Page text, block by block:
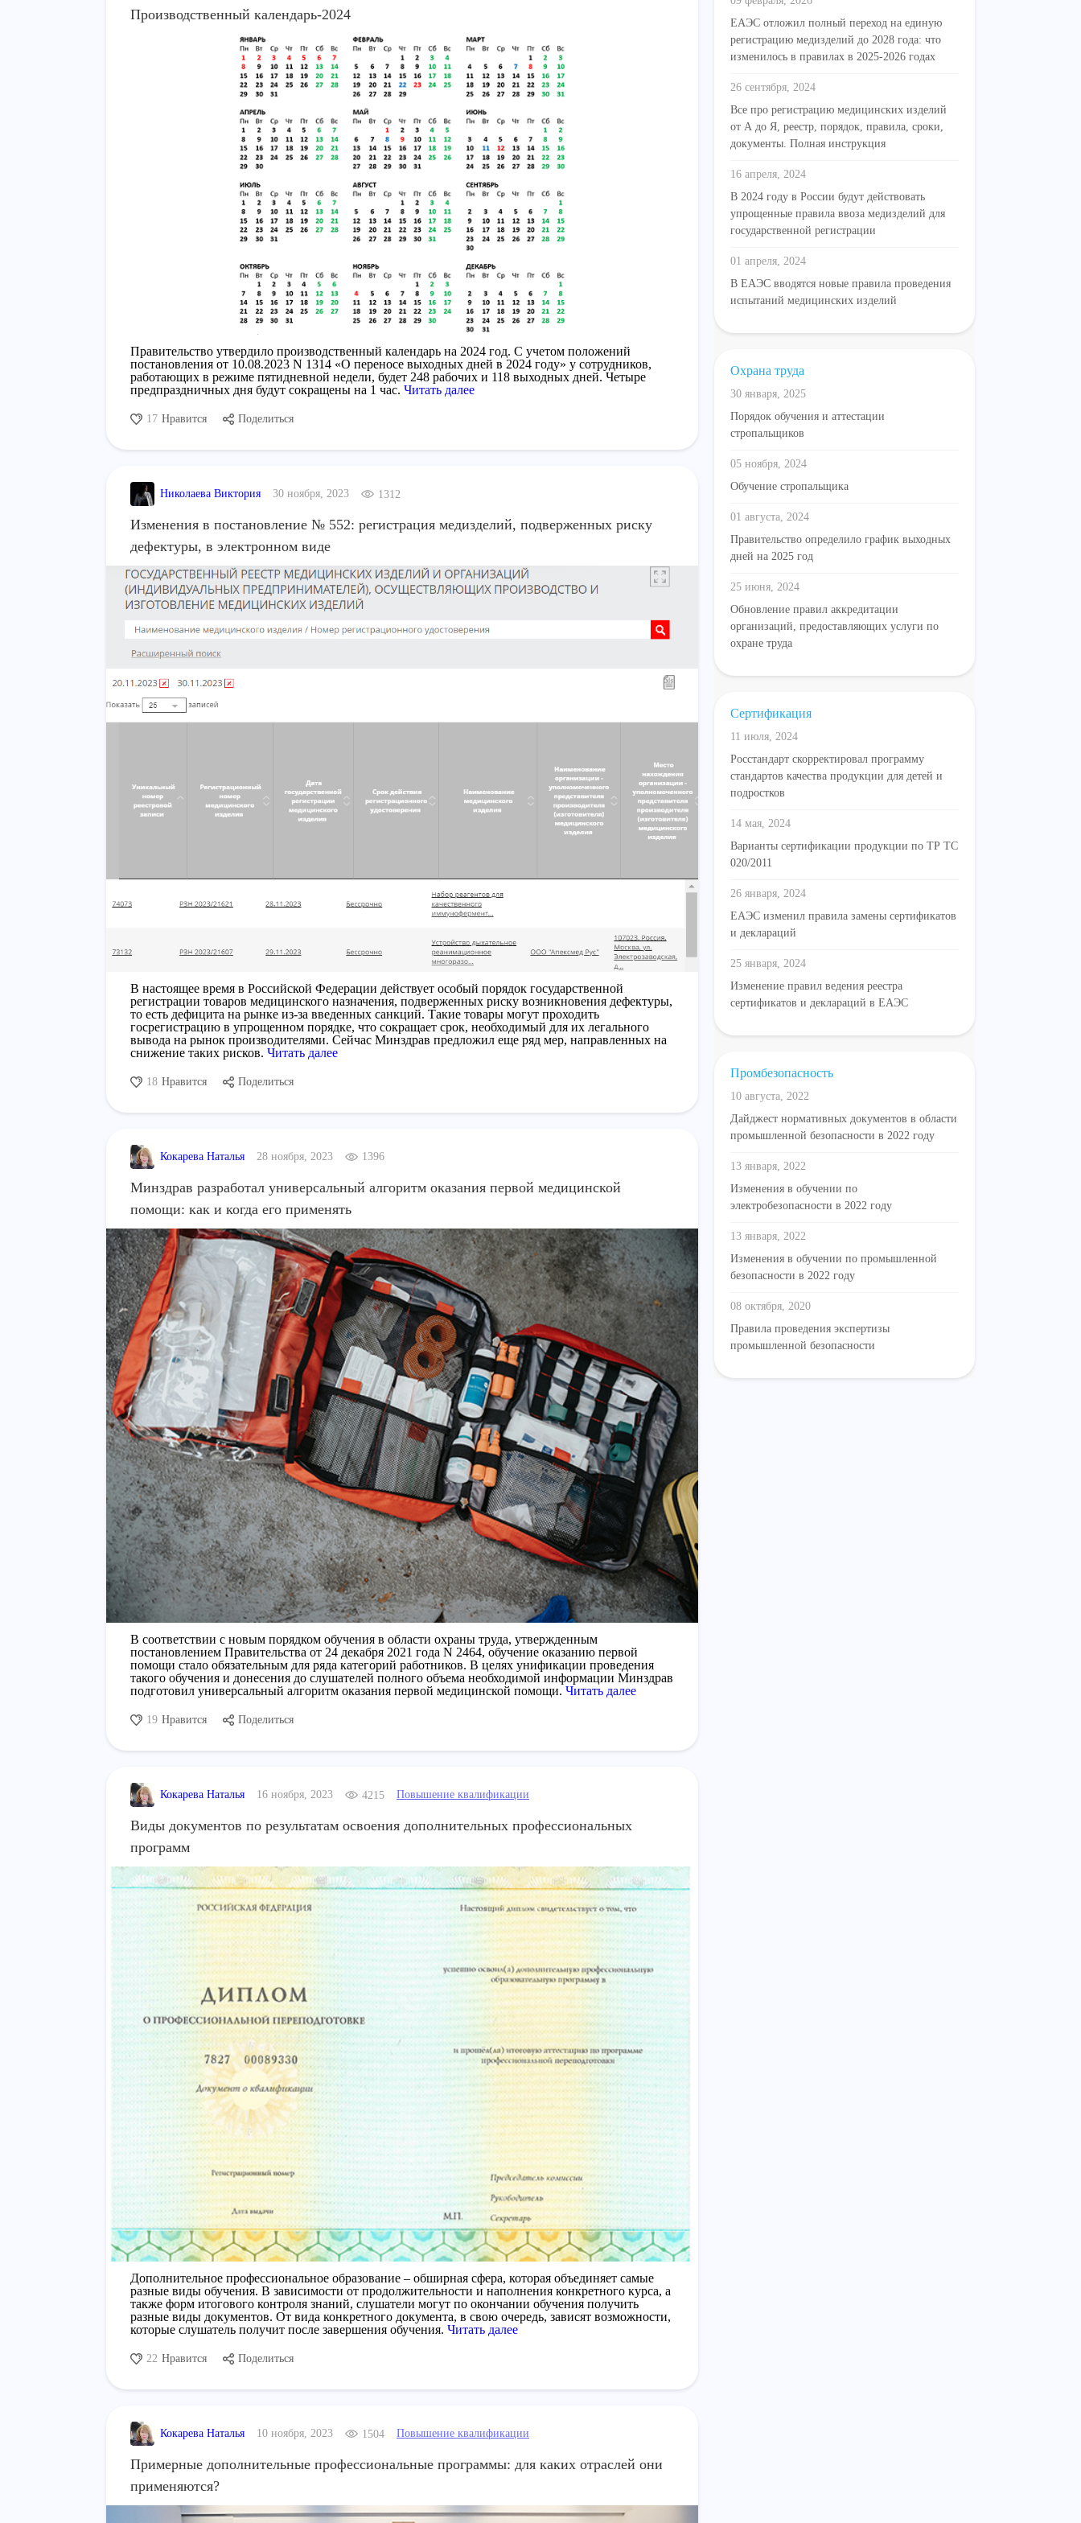
Производственный календарь-2024
Правительство утвердило производственный календарь на 2024 год. С учетом положений
постановления от 10.08.2023 N 1314 «О переносе выходных дней в 2024 году» у сотрудников,
работающих в режиме пятидневной недели, будет 248 рабочих и 118 выходных дней. Четыре
предпраздничных дня будут сокращены на 1 час. Читать далее
17 Нравится Поделиться
Николаева Виктория 30 ноября, 2023 1312
Изменения в постановление № 552: регистрация медизделий, подверженных риску
дефектуры, в электронном виде
В настоящее время в Российской Федерации действует особый порядок государственной
регистрации товаров медицинского назначения, подверженных риску возникновения дефектуры,
то есть дефицита на рынке из-за введенных санкций. Такие товары могут проходить
госрегистрацию в упрощенном порядке, что сокращает срок, необходимый для их легального
вывода на рынок производителями. Сейчас Минздрав предложил еще ряд мер, направленных на
снижение таких рисков. Читать далее
18 Нравится Поделиться
Кокарева Наталья 28 ноября, 2023 1396
Минздрав разработал универсальный алгоритм оказания первой медицинской
помощи: как и когда его применять
В соответствии с новым порядком обучения в области охраны труда, утвержденным
постановлением Правительства от 24 декабря 2021 года N 2464, обучение оказанию первой
помощи стало обязательным для ряда категорий работников. В целях унификации проведения
такого обучения и донесения до слушателей полного объема необходимой информации Минздрав
подготовил универсальный алгоритм оказания первой медицинской помощи. Читать далее
19 Нравится Поделиться
Кокарева Наталья 16 ноября, 2023 4215 Повышение квалификации
Виды документов по результатам освоения дополнительных профессиональных
программ
Дополнительное профессиональное образование – обширная сфера, которая объединяет самые
разные виды обучения. В зависимости от продолжительности и наполнения конкретного курса, а
также форм итогового контроля знаний, слушатели могут по окончании обучения получить
разные виды документов. От вида конкретного документа, в свою очередь, зависят возможности,
которые слушатель получит после завершения обучения. Читать далее
22 Нравится Поделиться
Кокарева Наталья 10 ноября, 2023 1504 Повышение квалификации
Примерные дополнительные профессиональные программы: для каких отраслей они
применяются?
ЕАЭС отложил полный переход на единую
регистрацию медизделий до 2028 года: что
изменилось в правилах в 2025-2026 годах
26 сентября, 2024
Все про регистрацию медицинских изделий
от А до Я, реестр, порядок, правила, сроки,
документы. Полная инструкция
16 апреля, 2024
В 2024 году в России будут действовать
упрощенные правила ввоза медизделий для
государственной регистрации
01 апреля, 2024
В ЕАЭС вводятся новые правила проведения
испытаний медицинских изделий
Охрана труда
30 января, 2025
Порядок обучения и аттестации
стропальщиков
05 ноября, 2024
Обучение стропальщика
01 августа, 2024
Правительство определило график выходных
дней на 2025 год
25 июня, 2024
Обновление правил аккредитации
организаций, предоставляющих услуги по
охране труда
Сертификация
11 июля, 2024
Росстандарт скорректировал программу
стандартов качества продукции для детей и
подростков
14 мая, 2024
Варианты сертификации продукции по ТР ТС
020/2011
26 января, 2024
ЕАЭС изменил правила замены сертификатов
и деклараций
25 января, 2024
Изменение правил ведения реестра
сертификатов и деклараций в ЕАЭС
Промбезопасность
10 августа, 2022
Дайджест нормативных документов в области
промышленной безопасности в 2022 году
13 января, 2022
Изменения в обучении по
электробезопасности в 2022 году
13 января, 2022
Изменения в обучении по промышленной
безопасности в 2022 году
08 октября, 2020
Правила проведения экспертизы
промышленной безопасности